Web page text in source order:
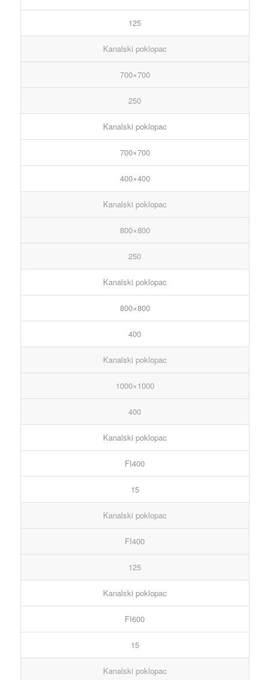
125
Kanalski poklopac
700×700
250
Kanalski poklopac
700×700
400×400
Kanalski poklopac
800×800
250
Kanalski poklopac
800×800
400
Kanalski poklopac
1000×1000
400
Kanalski poklopac
FI400
15
Kanalski poklopac
FI400
125
Kanalski poklopac
FI600
15
Kanalski poklopac